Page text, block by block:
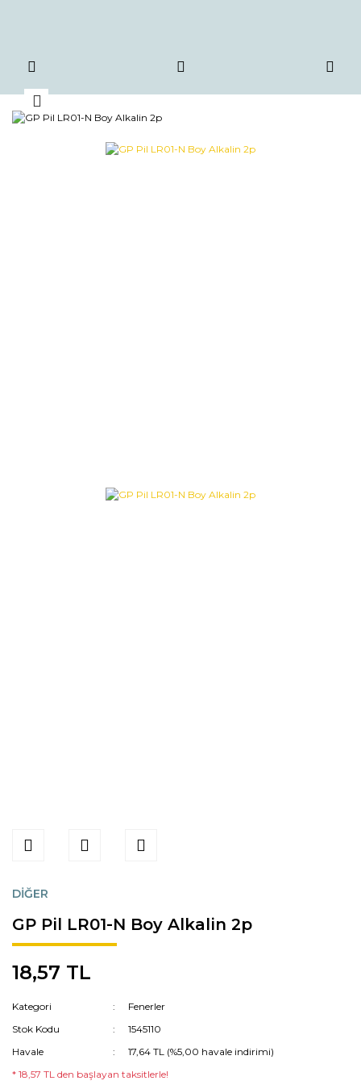
DİĞER
GP Pil LR01-N Boy Alkalin 2p
18,57 TL
Kategori
Fenerler
Stok Kodu
1545110
Havale
17,64 TL (%5,00 havale indirimi)
* 18,57 TL den başlayan taksitlerle!